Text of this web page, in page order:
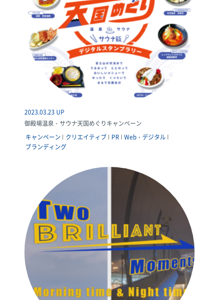
2023.03.23 UP
御殿場温泉・サウナ天国めぐりキャンペーン
キャンペーン
クリエイティブ PR
Web・デジタル
ブランディング